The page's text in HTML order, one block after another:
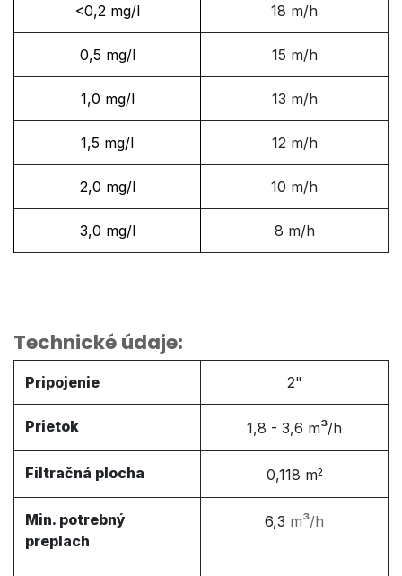
<0,2 mg/l 18 m/h
0,5 mg/l 15 m/h
1,0 mg/l 13 m/h
1,5 mg/l 12 m/h
2,0 mg/l 10 m/h
3,0 mg/l 8 m/h
Technické údaje:
Pripojenie 2"
Prietok 1,8 - 3,6 m³/h
Filtračná plocha 0,118 m2
Min. potrebný
preplach
6,3 m³/h